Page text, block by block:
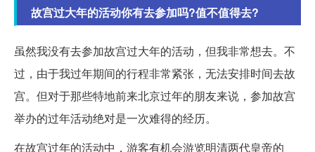
故宫过大年的活动你有去参加吗?值不值得去?
虽然我没有去参加故宫过大年的活动，但我非常想去。不
过，由于我过年期间的行程非常紧张，无法安排时间去故
宫。但对于那些特地前来北京过年的朋友来说，参加故宫
举办的过年活动绝对是一次难得的经历。
在故宫过年的活动中，游客有机会游览明清两代皇帝的